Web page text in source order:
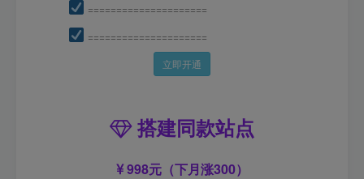
=====================
=====================
立即开通
搭建同款站点
998元（下月涨300）